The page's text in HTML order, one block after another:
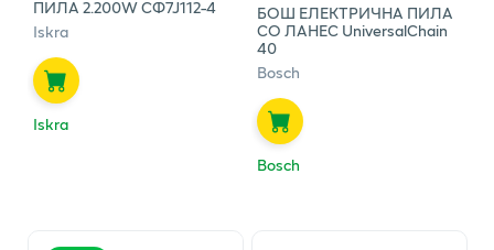
ПИЛА 2.200W СФ7Ј112-4
Iskra
Iskra
БОШ ЕЛЕКТРИЧНА ПИЛА
СО ЛАНЕС UniversalChain
40
Bosch
Bosch